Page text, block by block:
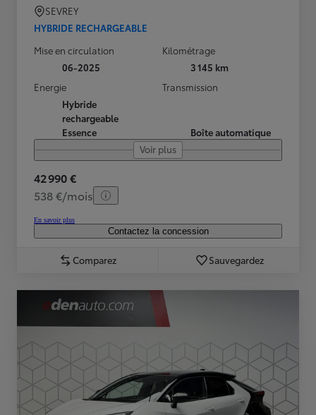
SEVREY
HYBRIDE RECHARGEABLE
Mise en circulation
06-2025
Kilométrage
3 145 km
Energie
Hybride
rechargeable
Essence
Transmission
Boîte automatique
Voir plus
42 990 €
538 €/mois
En savoir plus
Contactez la concession
Comparez Sauvegardez